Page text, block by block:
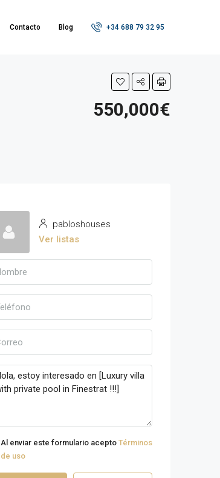
Contacto Blog +34 688 79 32 95
550,000€
pabloshouses
Ver listas
Al enviar este formulario acepto Términos
de uso